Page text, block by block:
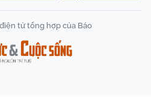
tử tổng hợp của Báo